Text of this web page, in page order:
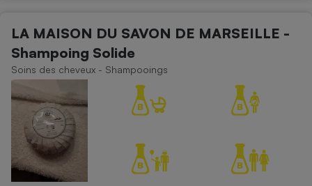
LA MAISON DU SAVON DE MARSEILLE -
Shampoing Solide
Soins des cheveux - Shampooings